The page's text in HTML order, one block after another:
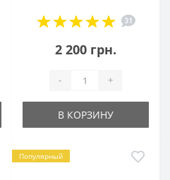
31
2 200 грн.
- +
В КОРЗИНУ
Популярный